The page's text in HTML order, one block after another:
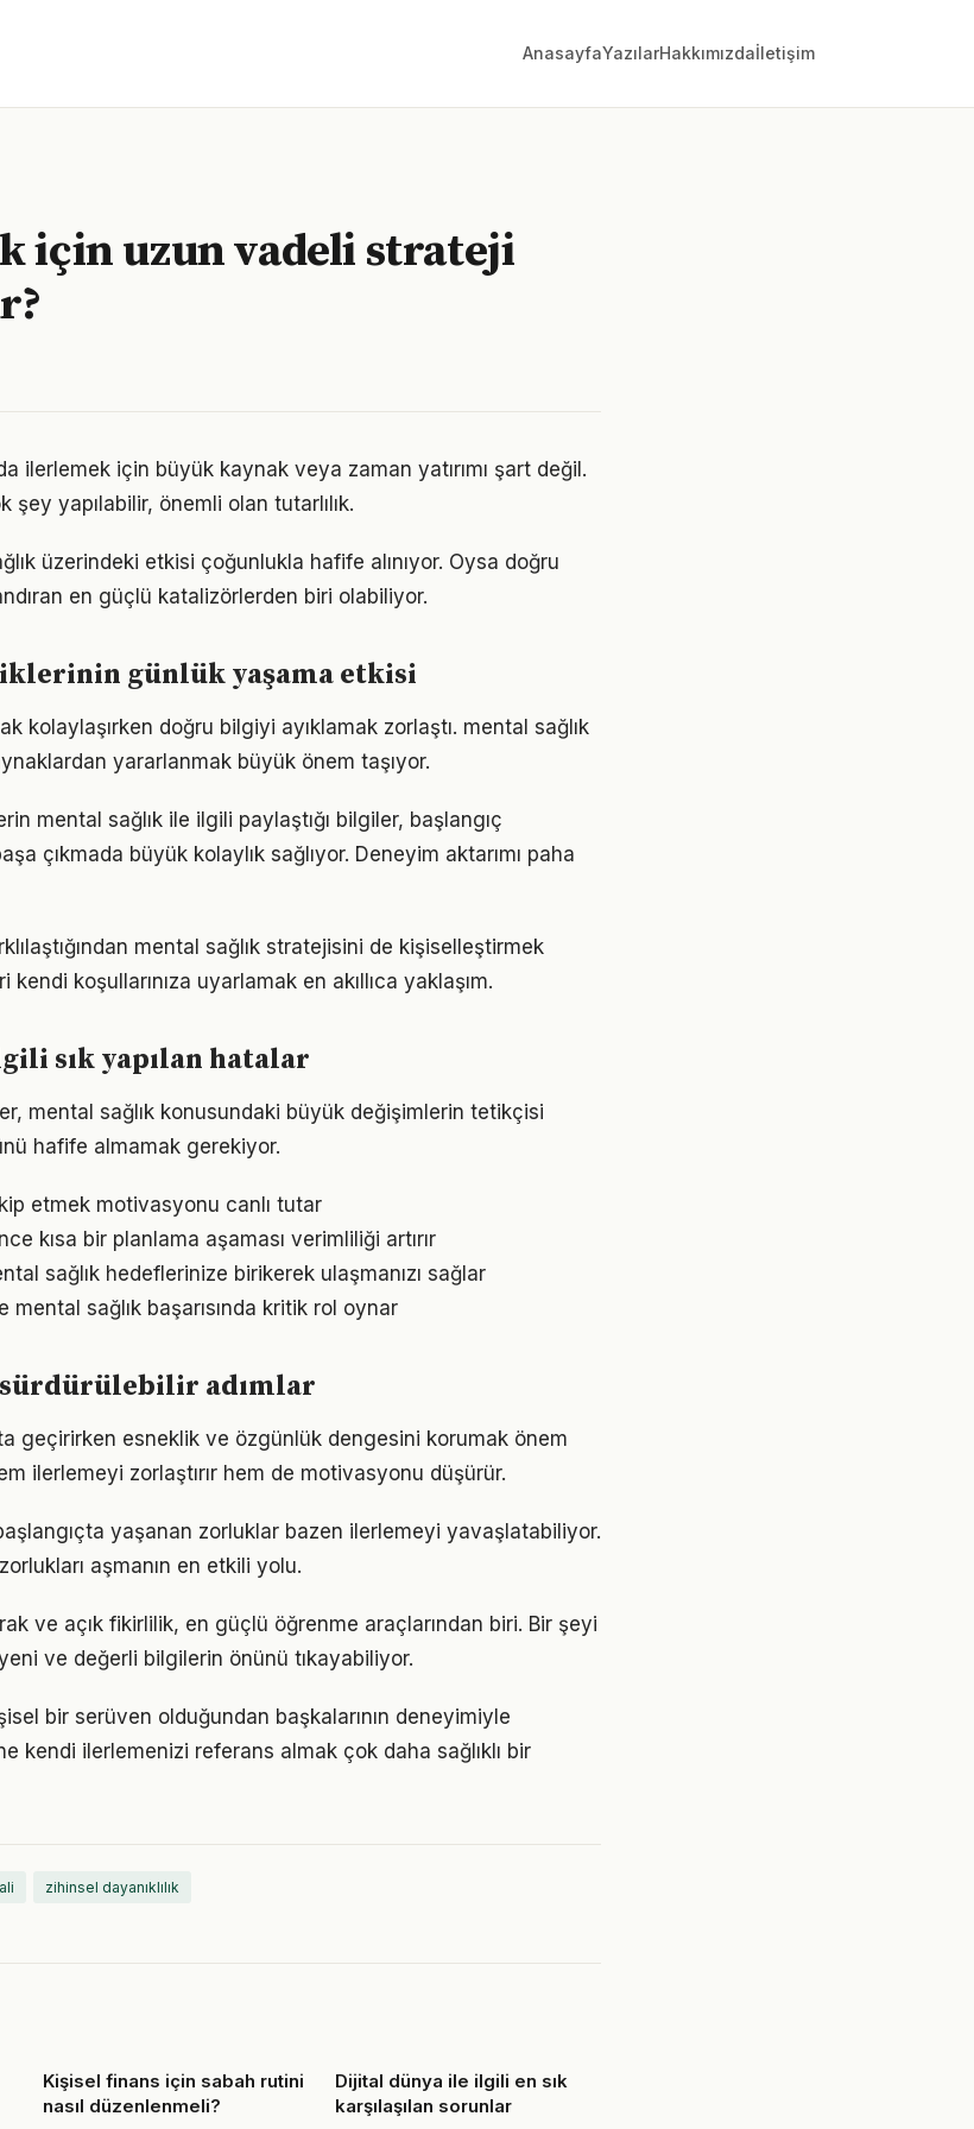
AnasayfaYazılarHakkımızdaİletişim
için uzun vadeli strateji
ilerlemek için büyük kaynak veya zaman yatırımı şart değil.
yapılabilir, önemli olan tutarlılık.
üzerindeki etkisi çoğunlukla hafife alınıyor. Oysa doğru
en güçlü katalizörlerden biri olabiliyor.
günlük yaşama etkisi
kolaylaşırken doğru bilgiyi ayıklamak zorlaştı. mental sağlık
yararlanmak büyük önem taşıyor.
mental sağlık ile ilgili paylaştığı bilgiler, başlangıç
çıkmada büyük kolaylık sağlıyor. Deneyim aktarımı paha
mental sağlık stratejisini de kişiselleştirmek
koşullarınıza uyarlamak en akıllıca yaklaşım.
sık yapılan hatalar
mental sağlık konusundaki büyük değişimlerin tetikçisi
hafife almamak gerekiyor.
etmek motivasyonu canlı tutar
kısa bir planlama aşaması verimliliği artırır
sağlık hedeflerinize birikerek ulaşmanızı sağlar
mental sağlık başarısında kritik rol oynar
adımlar
geçirirken esneklik ve özgünlük dengesini korumak önem
ilerlemeyi zorlaştırır hem de motivasyonu düşürür.
yaşanan zorluklar bazen ilerlemeyi yavaşlatabiliyor.
aşmanın en etkili yolu.
ve açık fikirlilik, en güçlü öğrenme araçlarından biri. Bir şeyi
ve değerli bilgilerin önünü tıkayabiliyor.
bir serüven olduğundan başkalarının deneyimiyle
kendi ilerlemenizi referans almak çok daha sağlıklı bir
zihinsel dayanıklılık
Kişisel finans için sabah rutini
nasıl düzenlenmeli?
Dijital dünya ile ilgili en sık
karşılaşılan sorunlar